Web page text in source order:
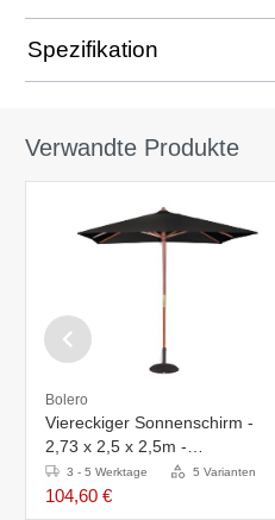
Spezifikation
Verwandte Produkte
Bolero
Viereckiger Sonnenschirm -
2,73 x 2,5 x 2,5m -
Flaschenzugsystem - Erhältlich
in 4 Farben
3 - 5 Werktage 5 Varianten
104,60 €